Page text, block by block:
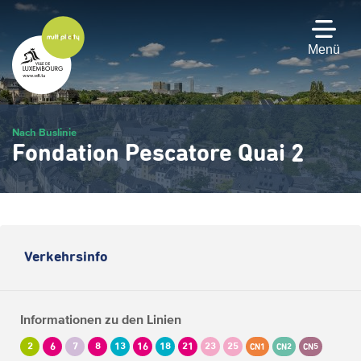
Zum
Hauptinhalt
gehen
Menü
Nach Buslinie
Fondation Pescatore Quai 2
Verkehrsinfo
Informationen zu den Linien
2 6 7 8 13 16 18 21 23 25 CN1 CN2 CN5